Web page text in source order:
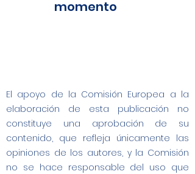
momento
El apoyo de la Comisión Europea a la
elaboración de esta publicación no
constituye una aprobación de su
contenido, que refleja únicamente las
opiniones de los autores, y la Comisión
no se hace responsable del uso que